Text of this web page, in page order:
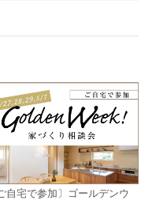
自宅で参加〕ゴールデンウ